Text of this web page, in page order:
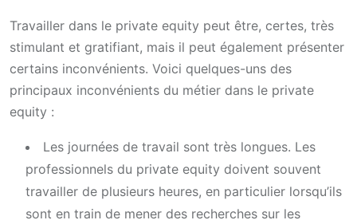
Travailler dans le private equity peut être, certes, très
stimulant et gratifiant, mais il peut également présenter
certains inconvénients. Voici quelques-uns des
principaux inconvénients du métier dans le private
equity :
Les journées de travail sont très longues. Les
professionnels du private equity doivent souvent
travailler de plusieurs heures, en particulier lorsqu’ils
sont en train de mener des recherches sur les